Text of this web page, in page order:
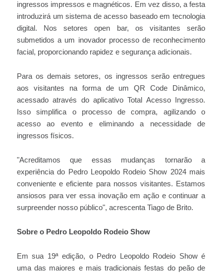
ingressos impressos e magnéticos. Em vez disso, a festa
introduzirá um sistema de acesso baseado em tecnologia
digital. Nos setores open bar, os visitantes serão
submetidos a um inovador processo de reconhecimento
facial, proporcionando rapidez e segurança adicionais.
Para os demais setores, os ingressos serão entregues
aos visitantes na forma de um QR Code Dinâmico,
acessado através do aplicativo Total Acesso Ingresso.
Isso simplifica o processo de compra, agilizando o
acesso ao evento e eliminando a necessidade de
ingressos físicos.
"Acreditamos que essas mudanças tornarão a
experiência do Pedro Leopoldo Rodeio Show 2024 mais
conveniente e eficiente para nossos visitantes. Estamos
ansiosos para ver essa inovação em ação e continuar a
surpreender nosso público", acrescenta Tiago de Brito.
Sobre o Pedro Leopoldo Rodeio Show
Em sua 19ª edição, o Pedro Leopoldo Rodeio Show é
uma das maiores e mais tradicionais festas do peão de